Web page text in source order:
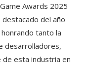
Awards 2025
del año
tanto la
desarrolladores,
esta industria en